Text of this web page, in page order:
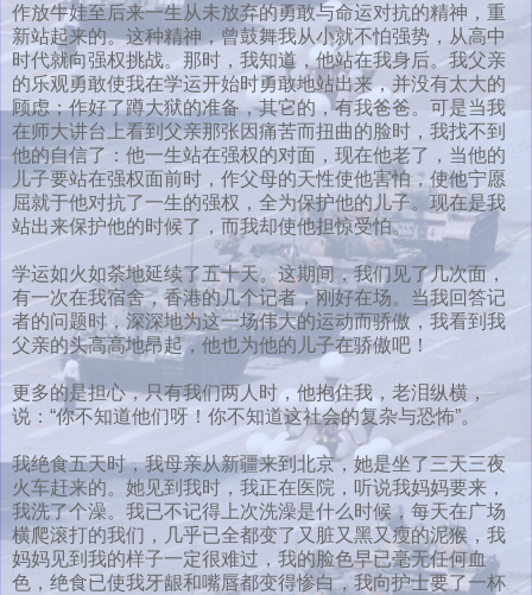
作放牛娃至后来一生从未放弃的勇敢与命运对抗的精神，重
新站起来的。这种精神，曾鼓舞我从小就不怕强势，从高中
时代就向强权挑战。那时，我知道，他站在我身后。我父亲
的乐观勇敢使我在学运开始时勇敢地站出来，并没有太大的
顾虑；作好了蹲大狱的准备，其它的，有我爸爸。可是当我
在师大讲台上看到父亲那张因痛苦而扭曲的脸时，我找不到
他的自信了：他一生站在强权的对面，现在他老了，当他的
儿子要站在强权面前时，作父母的天性使他害怕，使他宁愿
屈就于他对抗了一生的强权，全为保护他的儿子。现在是我
站出来保护他的时候了，而我却使他担惊受怕。
学运如火如荼地延续了五十天。这期间，我们见了几次面，
有一次在我宿舍，香港的几个记者，刚好在场。当我回答记
者的问题时，深深地为这一场伟大的运动而骄傲，我看到我
父亲的头高高地昂起，他也为他的儿子在骄傲吧！
更多的是担心，只有我们两人时，他抱住我，老泪纵横，
说：“你不知道他们呀！你不知道这社会的复杂与恐怖”。
我绝食五天时，我母亲从新疆来到北京，她是坐了三天三夜
火车赶来的。她见到我时，我正在医院，听说我妈妈要来，
我洗了个澡。我已不记得上次洗澡是什么时候，每天在广场
横爬滚打的我们，几乎已全都变了又脏又黑又瘦的泥猴，我
妈妈见到我的样子一定很难过，我的脸色早已毫无任何血
色，绝食已使我牙龈和嘴唇都变得惨白，我向护士要了一杯